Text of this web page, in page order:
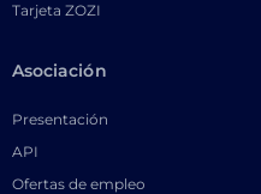
Tarjeta ZOZI
Asociación
Presentación
API
Ofertas de empleo